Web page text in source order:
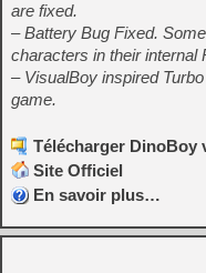
are fixed.
– Battery Bug Fixed.
characters in their internal
– VisualBoy inspired
game.
Télécharger DinoBoy
Site Officiel
En savoir plus…